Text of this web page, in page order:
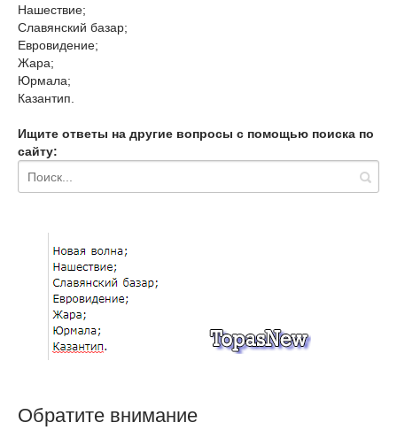
Нашествие;
Славянский базар;
Евровидение;
Жара;
Юрмала;
Казантип.
Ищите ответы на другие вопросы с помощью поиска по
сайту:
Обратите внимание